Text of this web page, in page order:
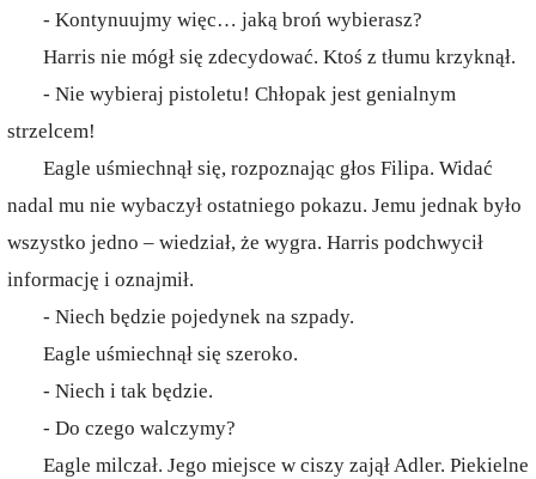
- Kontynuujmy więc… jaką broń wybierasz?
Harris nie mógł się zdecydować. Ktoś z tłumu krzyknął.
- Nie wybieraj pistoletu! Chłopak jest genialnym
strzelcem!
Eagle uśmiechnął się, rozpoznając głos Filipa. Widać
nadal mu nie wybaczył ostatniego pokazu. Jemu jednak było
wszystko jedno – wiedział, że wygra. Harris podchwycił
informację i oznajmił.
- Niech będzie pojedynek na szpady.
Eagle uśmiechnął się szeroko.
- Niech i tak będzie.
- Do czego walczymy?
Eagle milczał. Jego miejsce w ciszy zajął Adler. Piekielne